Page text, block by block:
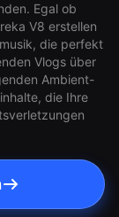
Egal ob
V8 erstellen
die perfekt
Vlogs über
Ambient-
die Ihre